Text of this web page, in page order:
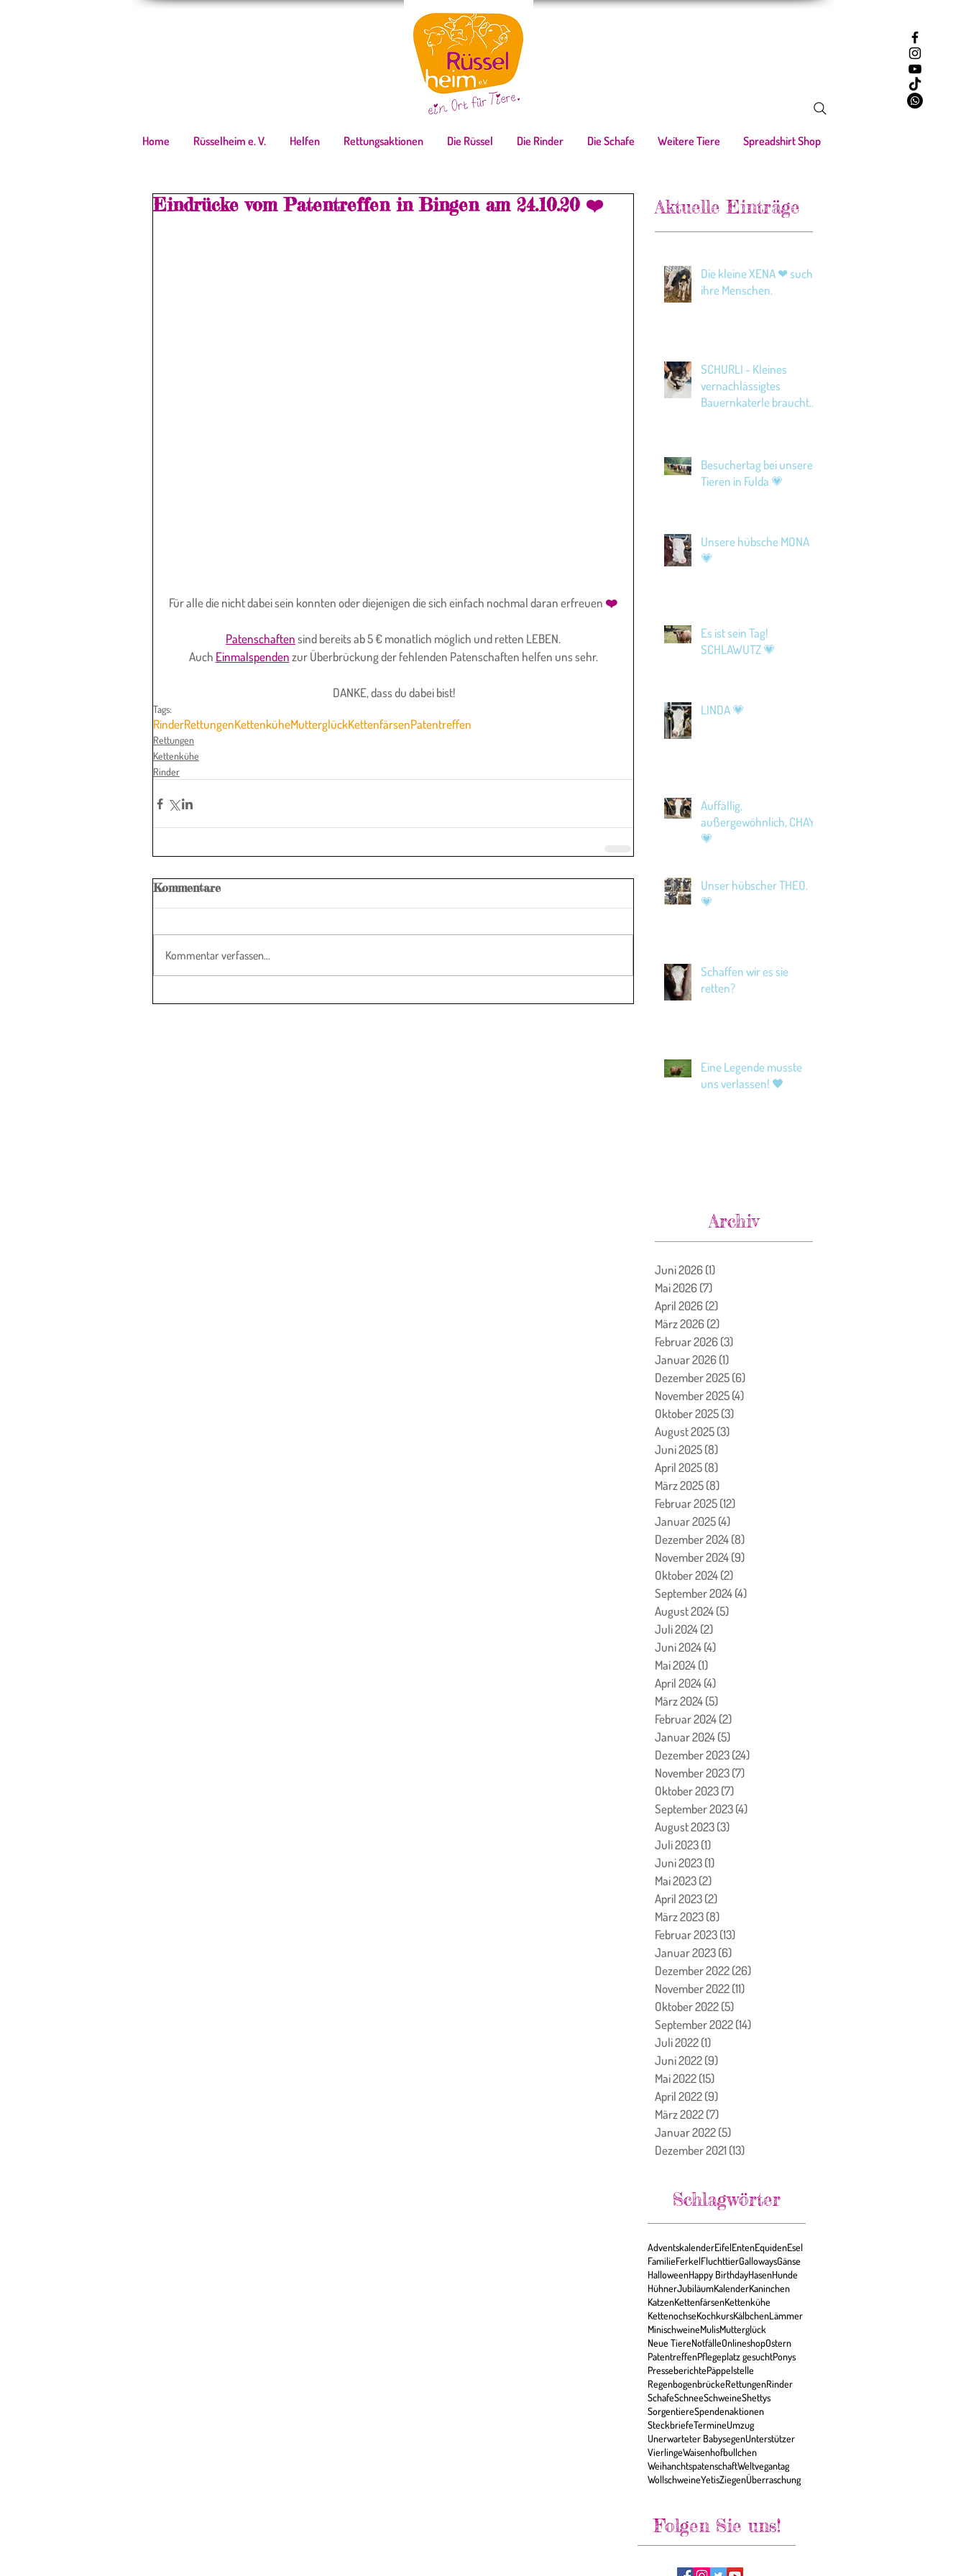
Home Rüsselheim e. V. Helfen Rettungsaktionen Die Rüssel Die Rinder Die Schafe Weitere Tiere Spreadshirt Shop
Eindrücke vom Patentreffen in Bingen am 24.10.20 ❤️
Für alle die nicht dabei sein konnten oder diejenigen die sich einfach nochmal daran erfreuen ❤️
Patenschaften sind bereits ab 5 € monatlich möglich und retten LEBEN.
Auch Einmalspenden zur Überbrückung der fehlenden Patenschaften helfen uns sehr.
DANKE, dass du dabei bist!
Tags:
RinderRettungenKettenküheMutterglückKettenfärsenPatentreffen
Rettungen
Kettenkühe
Rinder
Kommentare
Kommentar verfassen...
Aktuelle Einträge
Die kleine XENA ❤ sucht
ihre Menschen.
SCHURLI - Kleines
vernachlässigtes
Bauernkaterle braucht
Besuchertag bei unseren
Tieren in Fulda 💗
Unsere hübsche MONA
💗
Es ist sein Tag!
SCHLAWUTZ 💗
LINDA 💗
Auffällig,
außergewöhnlich, CHAYA
💗
Unser hübscher THEO.
💗
Schaffen wir es sie
retten?
Eine Legende musste
uns verlassen! 🖤
Archiv
Juni 2026(1)
Mai 2026(7)
April 2026(2)
März 2026(2)
Februar 2026(3)
Januar 2026(1)
Dezember 2025(6)
November 2025(4)
Oktober 2025(3)
August 2025(3)
Juni 2025(8)
April 2025(8)
März 2025(8)
Februar 2025(12)
Januar 2025(4)
Dezember 2024(8)
November 2024(9)
Oktober 2024(2)
September 2024(4)
August 2024(5)
Juli 2024(2)
Juni 2024(4)
Mai 2024(1)
April 2024(4)
März 2024(5)
Februar 2024(2)
Januar 2024(5)
Dezember 2023(24)
November 2023(7)
Oktober 2023(7)
September 2023(4)
August 2023(3)
Juli 2023(1)
Juni 2023(1)
Mai 2023(2)
April 2023(2)
März 2023(8)
Februar 2023(13)
Januar 2023(6)
Dezember 2022(26)
November 2022(11)
Oktober 2022(5)
September 2022(14)
Juli 2022(1)
Juni 2022(9)
Mai 2022(15)
April 2022(9)
März 2022(7)
Januar 2022(5)
Dezember 2021 (13)
Schlagwörter
AdventskalenderEifelEntenEquidenEsel
FamilieFerkelFluchttierGallowaysGänse
HalloweenHappy BirthdayHasenHunde
HühnerJubiläumKalenderKaninchen
KatzenKettenfärsenKettenkühe
KettenochseKochkursKälbchenLämmer
MinischweineMulisMutterglück
Neue TiereNotfälleOnlineshopOstern
PatentreffenPflegeplatz gesuchtPonys
PresseberichtePäppelstelle
RegenbogenbrückeRettungenRinder
SchafeSchneeSchweineShettys
SorgentiereSpendenaktionen
SteckbriefeTermineUmzug
Unerwarteter BabysegenUnterstützer
VierlingeWaisenhofbullchen
WeihanchtspatenschaftWeltvegantag
WollschweineYetisZiegenÜberraschung
Folgen Sie uns!